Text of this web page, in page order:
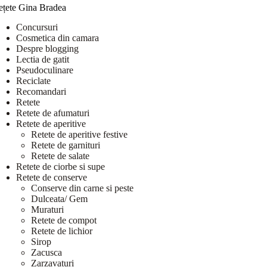
Gina Bradea
Concursuri
Cosmetica din camara
Despre blogging
Lectia de gatit
Pseudoculinare
Reciclate
Recomandari
Retete
Retete de afumaturi
Retete de aperitive
Retete de aperitive festive
Retete de garnituri
Retete de salate
Retete de ciorbe si supe
Retete de conserve
Conserve din carne si peste
Dulceata/ Gem
Muraturi
Retete de compot
Retete de lichior
Sirop
Zacusca
Zarzavaturi